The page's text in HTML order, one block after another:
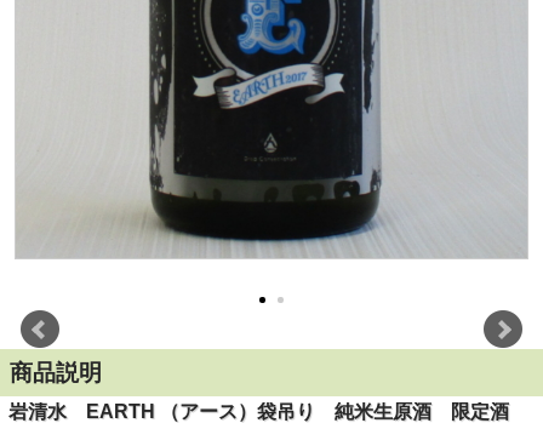
商品説明
岩清水 EARTH （アース）袋吊り 純米生原酒 限定酒